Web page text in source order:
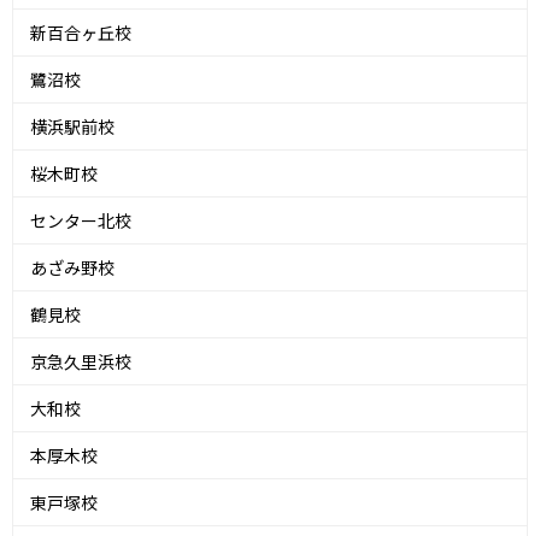
新百合ヶ丘校
鷺沼校
横浜駅前校
桜木町校
センター北校
あざみ野校
鶴見校
京急久里浜校
大和校
本厚木校
東戸塚校